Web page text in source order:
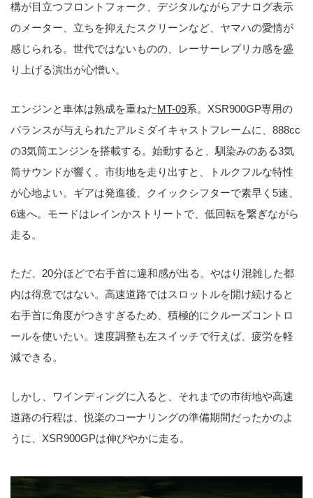
構が目立つフロントフォーク、デジタルながらアナログ表示
のメーター、立ちを抑えたスクリーンなど、ヤマハの愛情が
感じられる。世代ではないものの、レーサーレプリカ感を盛
り上げる演出が心憎い。
エンジンと車体は熟成を重ねたMT-09系。XSR900GP専用の
バランスが与えられたアルミダイキャストフレームに、888cc
の3気筒エンジンを搭載する。始動すると、馴染みのある3気
筒サウンドが響く。市街地を走り出すと、トルクフルな特性
が心地よい。ギアは発進後、クイックシフターで素早く5速、
6速へ。モードはレインかストリートで、低回転を繋ぎながら
走る。
ただ、20分ほどで右手首に違和感が出る。やはり混雑した都
内は得意ではない。高速道路ではスロットルを開け続けると
右手首に角度がつきすぎるため、積極的にクルーズコントロ
ールを使いたい。速度調整も左スイッチで行えば、疲労を軽
減できる。
しかし、ワインディングに入ると、それまでの市街地や高速
道路の行程は、悦楽のコーナリングの準備期間だったかのよ
うに、XSR900GPは伸びやかに走る。